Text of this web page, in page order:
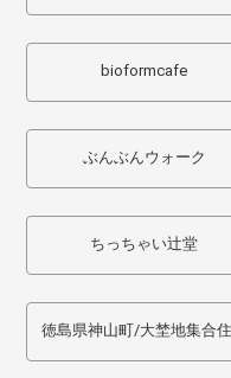
bioformcafe
ぶんぶんウォーク
ちっちゃい辻堂
徳島県神山町/大埜地集合